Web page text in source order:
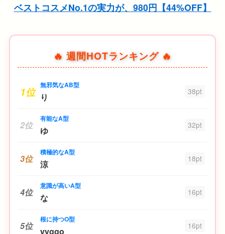
ベストコスメNo.1の実力が、980円【44%OFF】
🔥 週間HOTランキング 🔥
1位 無邪気なAB型
り 38pt
2位
有能なA型
ゆ 32pt
3位
積極的なA型
涼 18pt
4位
意識が高いA型
な 16pt
5位
根に持つO型
yyggo 16pt